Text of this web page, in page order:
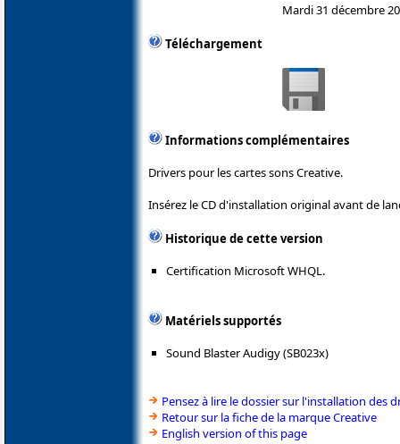
Mardi 31 décembre
Téléchargement
Informations complémentaires
Drivers pour les cartes sons Creative.
Insérez le CD d'installation original avant de
Historique de cette version
Certification Microsoft WHQL.
Matériels supportés
Sound Blaster Audigy (SB023x)
Pensez à lire le dossier sur l'installation des
Retour sur la fiche de la marque Creative
English version of this page